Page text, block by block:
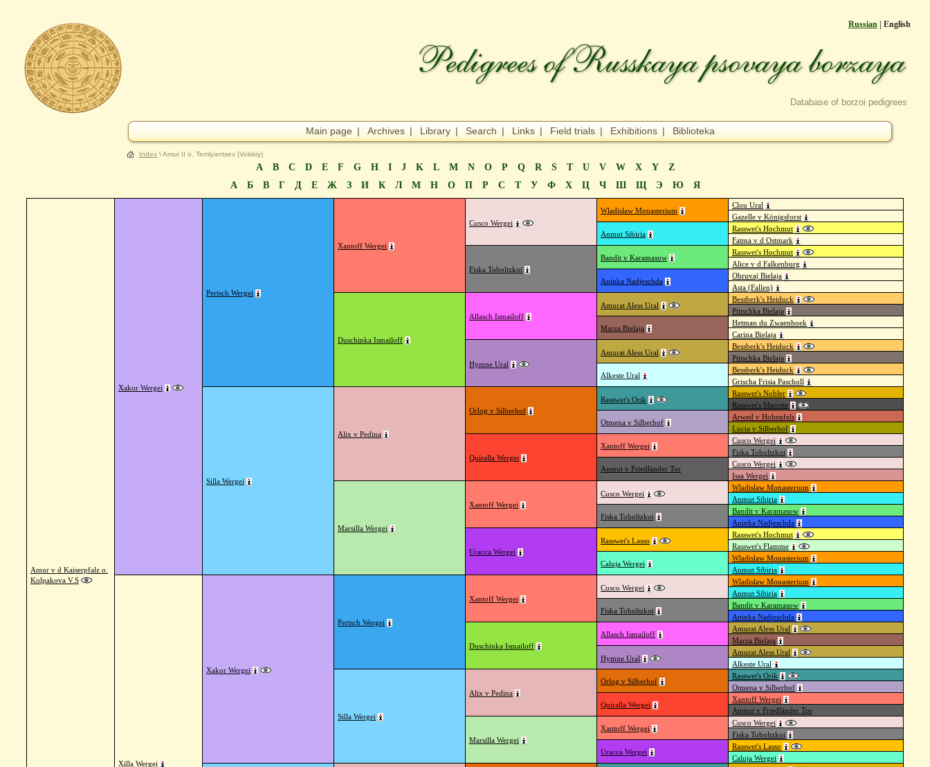
Russian | English
Database of borzoi pedigrees
Main page | Archives | Library | Search | Links | Field trials | Exhibitions | Biblioteka
Index \ Amur II o. Temlyantsev (Volskiy)
A B C D E F G H I J K L M N O P Q R S T U V W X Y
Z
А
Б В Г Д Е Ж З И К Л М Н О П Р С Т У Ф Х Ц Ч Ш Щ Э Ю Я
Amur v d Kaiserpfalz o.
Kolpakova V.S
Xakor Wergei
Pertsch Wergei
Xantoff Wergei
Cusco Wergei
Wladislaw Monasterium
Clou Ural
Gazelle v Königsforst
Anmut Sibiria
Rasswet's Hochmut
Fatma v d Ostmark
Fiska Toboltzkoi
Bandit v Karamasow
Rasswet's Hochmut
Alice v d Falkenburg
Aninka Nadjeschda
Obruvaj Bielaja
Asta (Fallen)
Duschinka Ismailoff
Allasch Ismailoff
Amurat Aless Ural
Bessberk's Heiduck
Ptitschka Bielaja
Marza Bielaja
Hetman du Zwaenhoek
Carina Bielaja
Hymne Ural
Amurat Aless Ural
Bessberk's Heiduck
Ptitschka Bielaja
Alkeste Ural
Bessberk's Heiduck
Grischa Frisia Pascholl
Silla Wergei
Alix v Pedina
Orlog v Silberhof
Rasswet's Orik
Rasswet's Nobler
Rasswet's Marotte
Otmena v Silberhof
Arwed v Hohenfels
Lucia v Silberhof
Quiralla Wergei
Xantoff Wergei
Cusco Wergei
Fiska Toboltzkoi
Anmut v Friedländer Tor
Cusco Wergei
Issa Wergei
Marsilla Wergei
Xantoff Wergei
Cusco Wergei
Wladislaw Monasterium
Anmut Sibiria
Fiska Toboltzkoi
Bandit v Karamasow
Aninka Nadjeschda
Uracca Wergei
Rasswet's Lasso
Rasswet's Hochmut
Rasswet's Flamme
Caluja Wergei
Wladislaw Monasterium
Anmut Sibiria
Xilla Wergei
Xakor Wergei
Pertsch Wergei
Xantoff Wergei
Cusco Wergei
Wladislaw Monasterium
Anmut Sibiria
Fiska Toboltzkoi
Bandit v Karamasow
Aninka Nadjeschda
Duschinka Ismailoff
Allasch Ismailoff
Amurat Aless Ural
Marza Bielaja
Hymne Ural
Amurat Aless Ural
Alkeste Ural
Silla Wergei
Alix v Pedina
Orlog v Silberhof
Rasswet's Orik
Otmena v Silberhof
Quiralla Wergei
Xantoff Wergei
Anmut v Friedländer Tor
Marsilla Wergei
Xantoff Wergei
Cusco Wergei
Fiska Toboltzkoi
Uracca Wergei
Rasswet's Lasso
Caluja Wergei